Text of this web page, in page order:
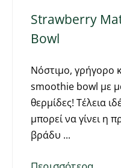
Strawberry
Bowl
Νόστιμο, γρήγορο
smoothie bowl με
θερμίδες! Τέλεια
μπορεί να γίνει η
βράδυ